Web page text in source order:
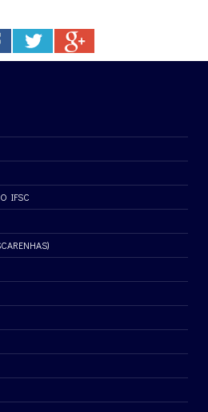
IFSC